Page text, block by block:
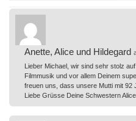
Anette, Alice und Hildegard
Lieber Michael, wir sind sehr stolz
Filmmusik und vor allem Deinem
freuen uns, dass unsere Mutti mit 92
Liebe Grüsse Deine Schwestern